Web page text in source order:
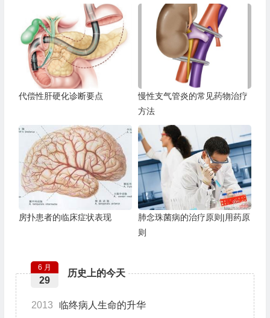
代偿性肝硬化诊断要点
慢性支气管炎的常见药物治疗
方法
房扑患者的临床症状表现
肺念珠菌病的治疗原则|用药原
则
历史上的今天
6 月
29
2013 临终病人生命的升华